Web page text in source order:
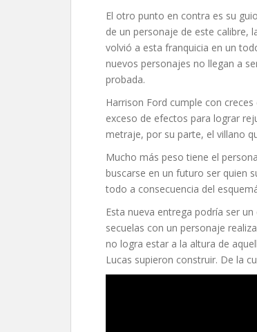
El otro punto en contra es su
de un personaje de este calibre,
volvió a esta franquicia en un
nuevos personajes no llegan a
probada.
Harrison Ford cumple con
exceso de efectos para lograr
metraje, por su parte, el villano
Mucho más peso tiene el
buscarse en un futuro ser quien
todo a consecuencia del
Esta nueva entrega podría ser
secuelas con un personaje
no logra estar a la altura de
Lucas supieron construir. De la